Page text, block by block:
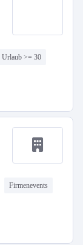
Urlaub >= 30
Firmenevents